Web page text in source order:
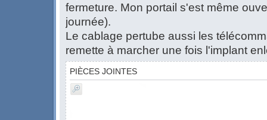
fermeture. Mon portail s'est même
journée).
Le cablage pertube aussi les
remette à marcher une fois l'implant
PIÈCES JOINTES